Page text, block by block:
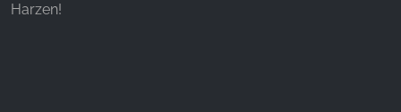
Harzen!